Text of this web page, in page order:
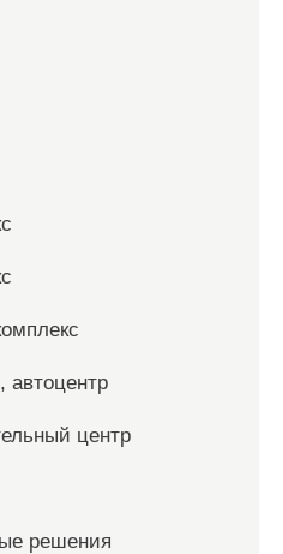
автоцентр
центр
решения